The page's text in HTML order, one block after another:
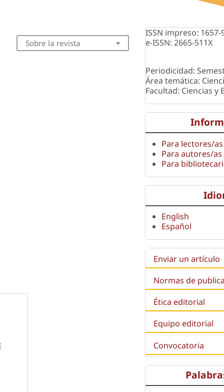
Sobre la revista
ISSN impreso: 1657-
e-ISSN: 2665-511X
Periodicidad:
Área temática:
Facultad: Ciencias y
Para lectores/as
Para autores/as
Para
English
Español
Enviar un artículo
Normas de
Ética editorial
Equipo editorial
Convocatoria